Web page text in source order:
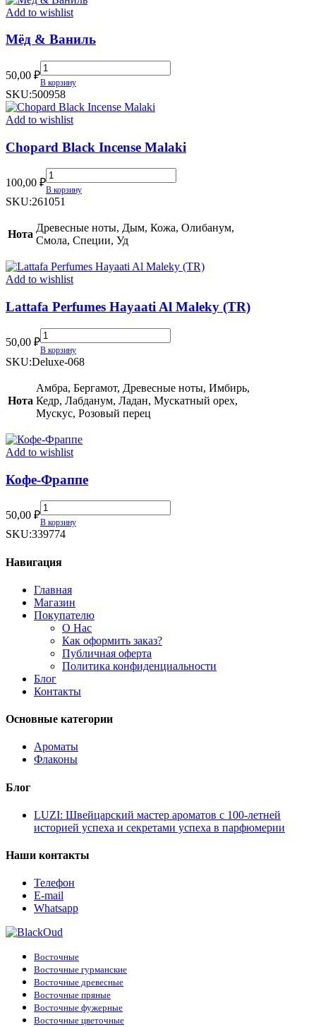
Add to wishlist
Мёд & Ваниль
50,00 ₽
Мёд
&
Ваниль
quantity
В корзину
SKU:500958
Add to wishlist
Chopard Black Incense Malaki
100,00 ₽
Chopard
Black
Incense
quantity
В корзину
SKU:261051
Нота
Древесные ноты, Дым, Кожа, Олибанум,
Смола, Специи, Уд
Add to wishlist
Lattafa Perfumes Hayaati Al Maleky (TR)
50,00 ₽
Lattafa
Perfumes
Hayaati
Maleky
(TR)
quantity
В корзину
SKU:Deluxe-068
Нота
Амбра, Бергамот, Древесные ноты, Имбирь,
Кедр, Лабданум, Ладан, Мускатный орех,
Мускус, Розовый перец
Add to wishlist
Кофе-Фраппе
50,00 ₽
Кофе-
Фраппе
quantity
В корзину
SKU:339774
Навигация
Главная
Магазин
Покупателю
О Нас
Как оформить заказ?
Публичная оферта
Политика конфиденциальности
Блог
Контакты
Основные категории
Ароматы
Флаконы
Блог
LUZI: Швейцарский мастер ароматов с 100-летней
историей успеха и секретами успеха в парфюмерии
Наши контакты
Телефон
E-mail
Whatsapp
Восточные
Восточные гурманские
Восточные древесные
Восточные пряные
Восточные фужерные
Восточные цветочные